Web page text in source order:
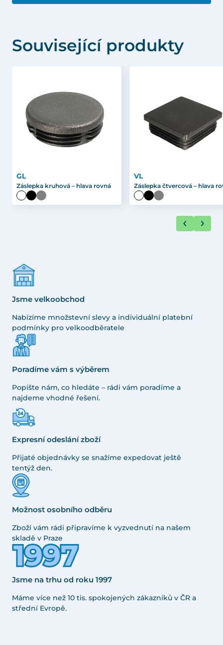
Související produkty
GL
Záslepka kruhová – hlava rovná
VL
Záslepka čtvercová – hlava
Jsme velkoobchod
Nabízíme množstevní slevy a individuální platební
podmínky pro velkoodběratele
Poradíme vám s výběrem
Popište nám, co hledáte – rádi vám poradíme a
najdeme vhodné řešení.
Expresní odeslání zboží
Přijaté objednávky se snažíme expedovat ještě
tentýž den.
Možnost osobního odběru
Zboží vám rádi připravíme k vyzvednutí na našem
skladě v Praze
Jsme na trhu od roku 1997
Máme více než 10 tis. spokojených zákazníků v ČR a
střední Evropě.